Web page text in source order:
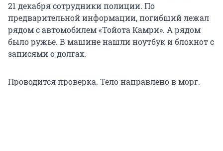
21 декабря сотрудники полиции. По
предварительной информации, погибший лежал
рядом с автомобилем «Тойота Камри». А рядом
было ружье. В машине нашли ноутбук и блокнот с
записями о долгах.
Проводится проверка. Тело направлено в морг.